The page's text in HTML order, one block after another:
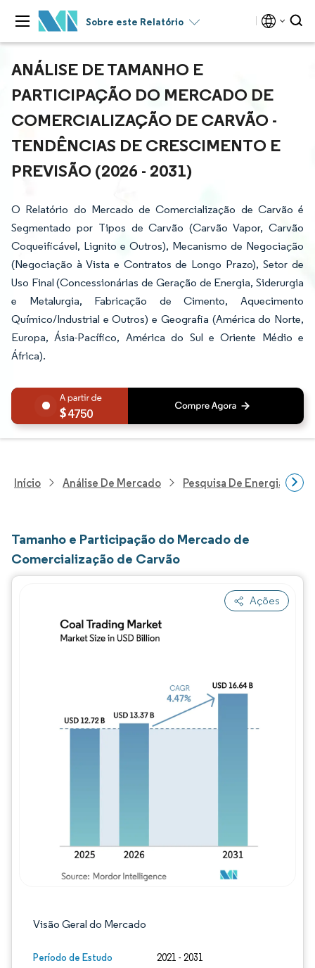
Sobre este Relatório
ANÁLISE DE TAMANHO E
PARTICIPAÇÃO DO MERCADO DE
COMERCIALIZAÇÃO DE CARVÃO -
TENDÊNCIAS DE CRESCIMENTO E
PREVISÃO (2026 - 2031)
O Relatório do Mercado de Comercialização de Carvão é
Segmentado por Tipos de Carvão (Carvão Vapor, Carvão
Coqueificável, Lignito e Outros), Mecanismo de Negociação
(Negociação à Vista e Contratos de Longo Prazo), Setor de
Uso Final (Concessionárias de Geração de Energia, Siderurgia
e Metalurgia, Fabricação de Cimento, Aquecimento
Químico/Industrial e Outros) e Geografia (América do Norte,
Europa, Ásia-Pacífico, América do Sul e Oriente Médio e
África).
4750
Início Análise De Mercado Pesquisa De Energia E
Tamanho e Participação do Mercado de
Comercialização de Carvão
Ações
Visão Geral do Mercado
Período de Estudo 2021 - 2031